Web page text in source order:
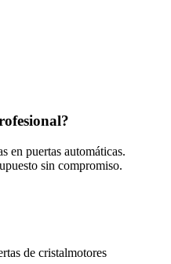
en puertas automáticas.
sin compromiso.
de cristalmotores